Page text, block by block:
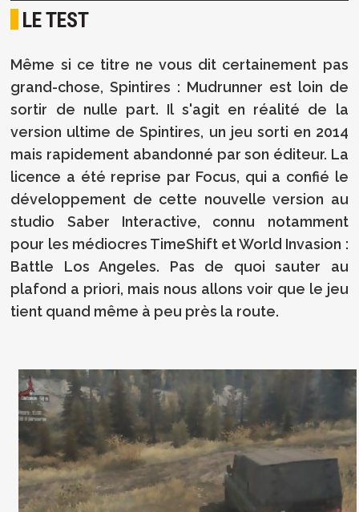
LE TEST
Même si ce titre ne vous dit certainement pas
grand-chose, Spintires : Mudrunner est loin de
sortir de nulle part. Il s'agit en réalité de la
version ultime de Spintires, un jeu sorti en 2014
mais rapidement abandonné par son éditeur. La
licence a été reprise par Focus, qui a confié le
développement de cette nouvelle version au
studio Saber Interactive, connu notamment
pour les médiocres TimeShift et World Invasion :
Battle Los Angeles. Pas de quoi sauter au
plafond a priori, mais nous allons voir que le jeu
tient quand même à peu près la route.